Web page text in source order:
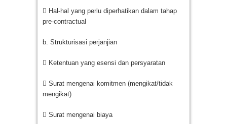
 Hal-hal yang perlu diperhatikan dalam tahap
pre-contractual
b. Strukturisasi perjanjian
 Ketentuan yang esensi dan persyaratan
 Surat mengenai komitmen (mengikat/tidak
mengikat)
 Surat mengenai biaya